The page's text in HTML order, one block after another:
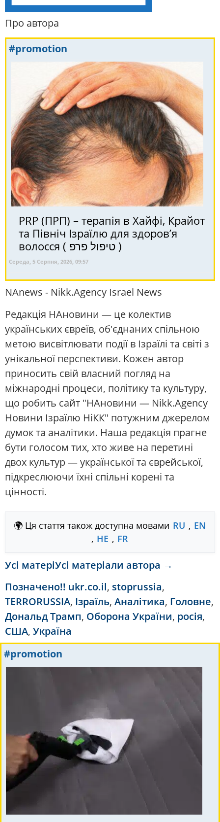
Про автора
#promotion
PRP (ПРП) – терапія в Хайфі, Крайот
та Північ Ізраїлю для здоров’я
волосся ( טיפול פרפ )
Середа, 5 Серпня, 2026, 09:57
NAnews - Nikk.Agency Israel News
Редакція НАновини — це колектив
українських євреїв, об'єднаних спільною
метою висвітлювати події в Ізраїлі та світі з
унікальної перспективи. Кожен автор
приносить свій власний погляд на
міжнародні процеси, політику та культуру,
що робить сайт "НАновини — Nikk.Agency
Новини Ізраїлю НіКК" потужним джерелом
думок та аналітики. Наша редакція прагне
бути голосом тих, хто живе на перетині
двох культур — української та єврейської,
підкреслюючи їхні спільні корені та
цінності.
🌍 Ця стаття також доступна мовами RU , EN
, HE , FR
Усі матеріУсі матеріали автора →
Позначено!! ukr.co.il, stoprussia,
TERRORUSSIA, Ізраїль, Аналітика, Головне,
Дональд Трамп, Оборона України, росія,
США, Україна
#promotion